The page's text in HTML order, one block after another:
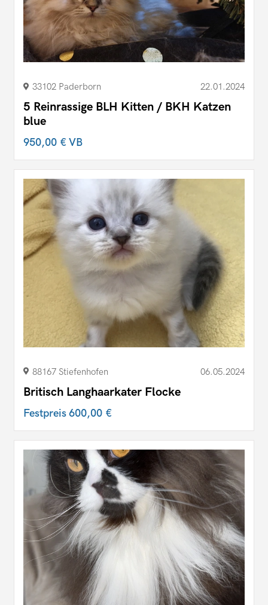
33102 Paderborn 22.01.2024
5 Reinrassige BLH Kitten / BKH Katzen
blue
950,00 €VB
88167 Stiefenhofen 06.05.2024
Britisch Langhaarkater Flocke
Festpreis600,00 €